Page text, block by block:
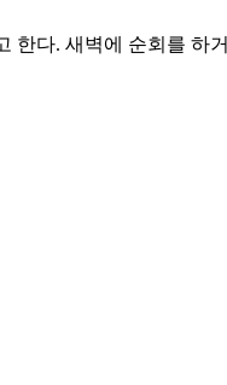
다. 새벽에 순회를 하